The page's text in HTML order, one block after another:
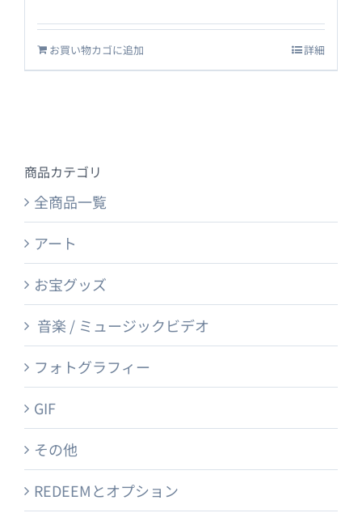
お買い物カゴに追加 詳細
商品カテゴリ
全商品一覧
アート
お宝グッズ
音楽 / ミュージックビデオ
フォトグラフィー
GIF
その他
REDEEMとオプション